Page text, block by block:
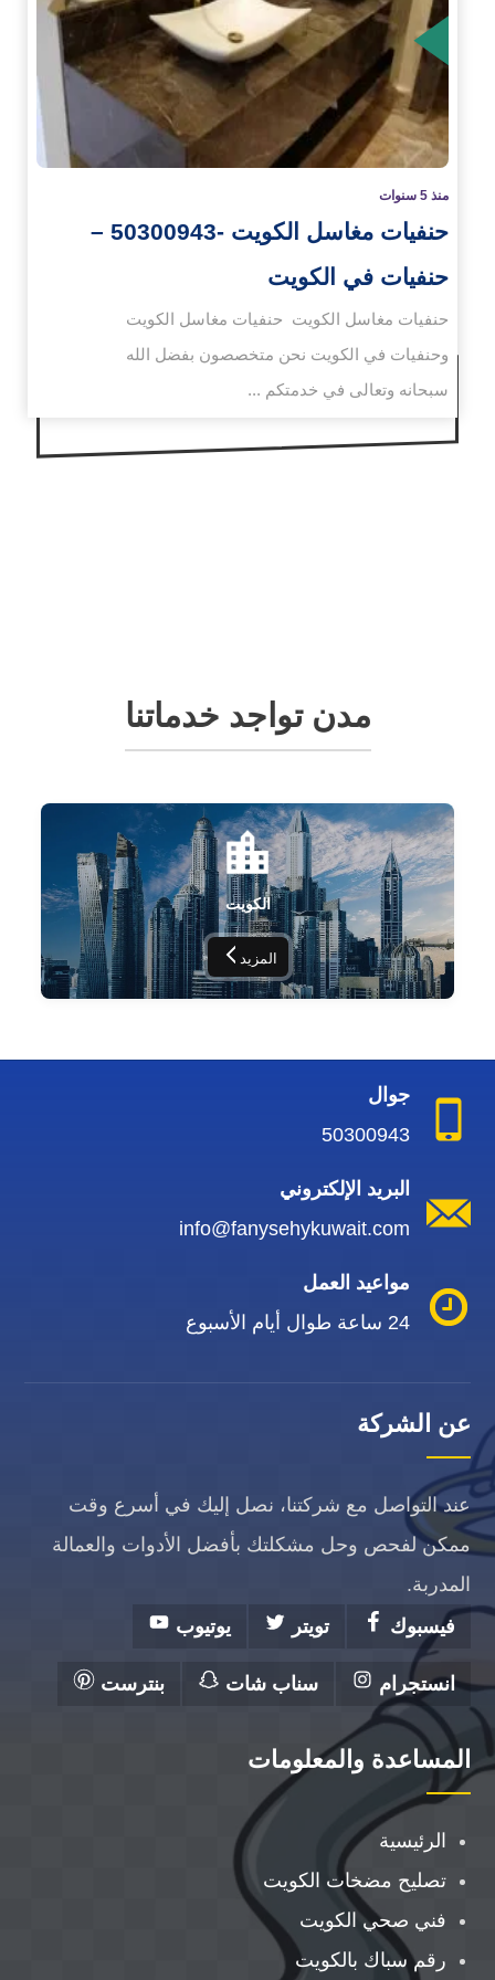
منذ 5 سنوات
حنفيات مغاسل الكويت -50300943 –
حنفيات في الكويت
حنفيات مغاسل الكويت حنفيات مغاسل الكويت
وحنفيات في الكويت نحن متخصصون بفضل الله
سبحانه وتعالى في خدمتكم ...
مدن تواجد خدماتنا
الكويت
المزيد
جوال
50300943
البريد الإلكتروني
info@fanysehykuwait.com
مواعيد العمل
24 ساعة طوال أيام الأسبوع
عن الشركة
عند التواصل مع شركتنا، نصل إليك في أسرع وقت
ممكن لفحص وحل مشكلتك بأفضل الأدوات والعمالة
المدربة.
فيسبوك
تويتر يوتيوب
انستجرام سناب شات بنترست
المساعدة والمعلومات
الرئيسية
تصليح مضخات الكويت
فني صحي الكويت
رقم سباك بالكويت